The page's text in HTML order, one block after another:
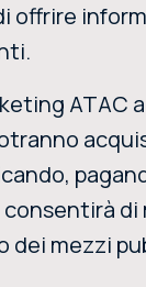
offrire
ATAC
di
mezzi